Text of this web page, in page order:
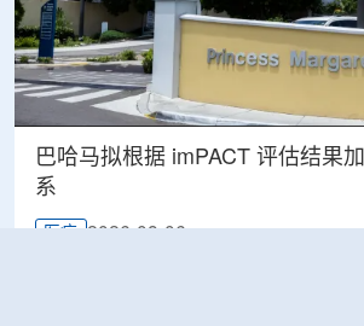
巴哈马拟根据 imPACT 评估结果
系
医疗 2026-08-06